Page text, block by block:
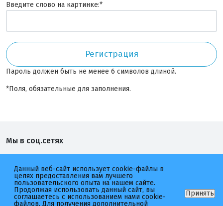
Введите слово на картинке:*
Пароль должен быть не менее 6 символов длиной.
*Поля, обязательные для заполнения.
Мы в соц.сетях
2026 © Котлетарь
Данный веб-сайт использует cookie-файлы в
целях предоставления вам лучшего
пользовательского опыта на нашем сайте.
Продолжая использовать данный сайт, вы
соглашаетесь с использованием нами cookie-
файлов. Для получения дополнительной
Принять